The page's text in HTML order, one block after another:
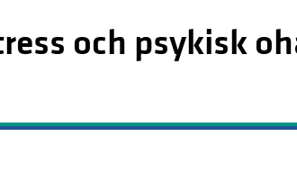
och psykisk